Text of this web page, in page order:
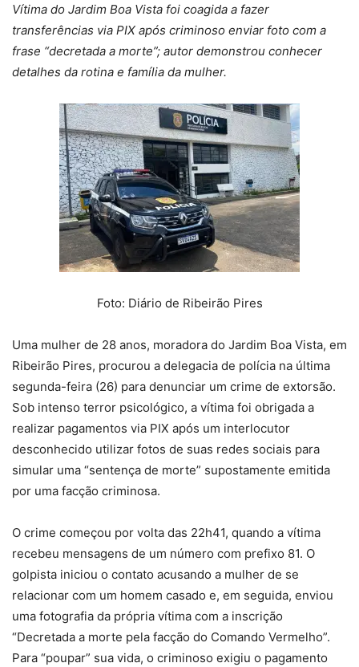
Vítima do Jardim Boa Vista foi coagida a fazer
transferências via PIX após criminoso enviar foto com a
frase “decretada a morte”; autor demonstrou conhecer
detalhes da rotina e família da mulher.
Foto: Diário de Ribeirão Pires
Uma mulher de 28 anos, moradora do Jardim Boa Vista, em
Ribeirão Pires, procurou a delegacia de polícia na última
segunda-feira (26) para denunciar um crime de extorsão.
Sob intenso terror psicológico, a vítima foi obrigada a
realizar pagamentos via PIX após um interlocutor
desconhecido utilizar fotos de suas redes sociais para
simular uma “sentença de morte” supostamente emitida
por uma facção criminosa.
O crime começou por volta das 22h41, quando a vítima
recebeu mensagens de um número com prefixo 81. O
golpista iniciou o contato acusando a mulher de se
relacionar com um homem casado e, em seguida, enviou
uma fotografia da própria vítima com a inscrição
“Decretada a morte pela facção do Comando Vermelho”.
Para “poupar” sua vida, o criminoso exigiu o pagamento